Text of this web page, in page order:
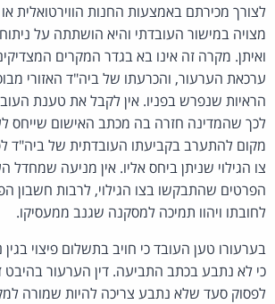
לצורך מכירתם באמצעות החנות הווירטואלית
מצויה במישור העובדתי והיא הושתתה על
ואיתן. מקרה זה אינו בא בגדר המקרים
ערכאת הערעור, והכרעתו של ביה"ד האזורי
הראיות שנפרש בפניו. אין לקבל את טענת
לכך שהמדינה חזרה בה מכתב האישום שייחס
מקום להתערב בקביעתו העובדתית של ביה"ד
צו הגילוי שניתן ביחס אליו. אין מניעה שמחדל
הפרטים שהתבקשו בצו הגילוי, לרבות חשבון
לחובתו ויהוו תמיכה למסקנה שגנב ממעסיקו.
בערעורו טען העובד כי חויב בתשלום פיצוי
כי לא נתבע בכתב התביעה. דין הערעור
לפסוק סעד שלא נתבע צריכה להיות שמורה